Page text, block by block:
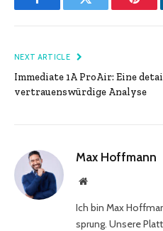
FacebookTwitter
NEXT ARTICLE
Immediate 1A ProAir: Eine
vertrauenswürdige Analyse
Max Hoffmann
Website
Ich bin Max
sprung. Unsere